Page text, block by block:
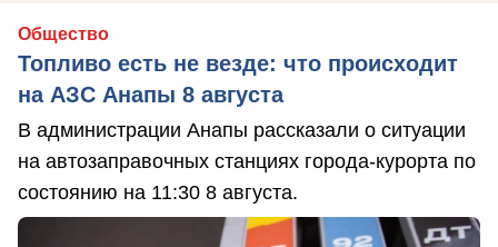
Общество
Топливо есть не везде: что происходит
на АЗС Анапы 8 августа
В администрации Анапы рассказали о ситуации
на автозаправочных станциях города-курорта по
состоянию на 11:30 8 августа.